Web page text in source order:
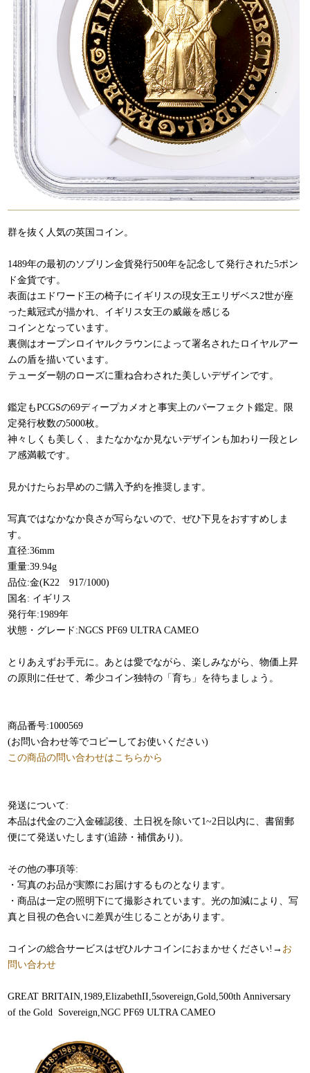
群を抜く人気の英国コイン。
1489年の最初のソブリン金貨発行500年を記念して発行された5ポン
ド金貨です。
表面はエドワード王の椅子にイギリスの現女王エリザベス2世が座
った戴冠式が描かれ、イギリス女王の威厳を感じる
コインとなっています。
裏側はオープンロイヤルクラウンによって署名されたロイヤルアー
ムの盾を描いています。
テューダー朝のローズに重ね合わされた美しいデザインです。
鑑定もPCGSの69ディープカメオと事実上のパーフェクト鑑定。限
定発行枚数の5000枚。
神々しくも美しく、またなかなか見ないデザインも加わり一段とレ
ア感満載です。
見かけたらお早めのご購入予約を推奨します。
写真ではなかなか良さが写らないので、ぜひ下見をおすすめしま
す。
直径:36mm
重量:39.94g
品位:金(K22 917/1000)
国名: イギリス
発行年:1989年
状態・グレード:NGCS PF69 ULTRA CAMEO
とりあえずお手元に。あとは愛でながら、楽しみながら、物価上昇
の原則に任せて、希少コイン独特の「育ち」を待ちましょう。
商品番号:1000569
(お問い合わせ等でコピーしてお使いください)
この商品の問い合わせはこちらから
発送について:
本品は代金のご入金確認後、土日祝を除いて1~2日以内に、書留郵
便にて発送いたします(追跡・補償あり)。
その他の事項等:
・写真のお品が実際にお届けするものとなります。
・商品は一定の照明下にて撮影されています。光の加減により、写
真と目視の色合いに差異が生じることがあります。
コインの総合サービスはぜひルナコインにおまかせください!→ お
問い合わせ
GREAT BRITAIN,1989,ElizabethII,5sovereign,Gold,500th Anniversary
of the Gold Sovereign,NGC PF69 ULTRA CAMEO